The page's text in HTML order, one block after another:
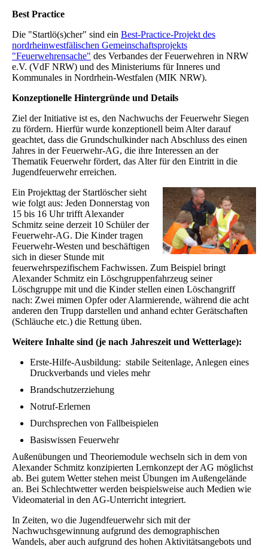
Best Practice
Die "Startlö(s)cher" sind ein Best-Practice-Projekt des
nordrheinwestfälischen Gemeinschaftsprojekts
"Feuerwehrensache" des Verbandes der Feuerwehren in NRW
e.V. (VdF NRW) und des Ministeriums für Inneres und
Kommunales in Nordrhein-Westfalen (MIK NRW).
Konzeptionelle Hintergründe und Details
Ziel der Initiative ist es, den Nachwuchs der Feuerwehr Siegen
zu fördern. Hierfür wurde konzeptionell beim Alter darauf
geachtet, dass die Grundschulkinder nach Abschluss des einen
Jahres in der Feuerwehr-AG, die ihre Interessen an der
Thematik Feuerwehr fördert, das Alter für den Eintritt in die
Jugendfeuerwehr erreichen.
Ein Projekttag der Startlöscher sieht
wie folgt aus: Jeden Donnerstag von
15 bis 16 Uhr trifft Alexander
Schmitz seine derzeit 10 Schüler der
Feuerwehr-AG. Die Kinder tragen
Feuerwehr-Westen und beschäftigen
sich in dieser Stunde mit
feuerwehrspezifischem Fachwissen. Zum Beispiel bringt
Alexander Schmitz ein Löschgruppenfahrzeug seiner
Löschgruppe mit und die Kinder stellen einen Löschangriff
nach: Zwei mimen Opfer oder Alarmierende, während die acht
anderen den Trupp darstellen und anhand echter Gerätschaften
(Schläuche etc.) die Rettung üben.
Weitere Inhalte sind (je nach Jahreszeit und Wetterlage):
Erste-Hilfe-Ausbildung: stabile Seitenlage, Anlegen eines
Druckverbands und vieles mehr
Brandschutzerziehung
Notruf-Erlernen
Durchsprechen von Fallbeispielen
Basiswissen Feuerwehr
Außenübungen und Theoriemodule wechseln sich in dem von
Alexander Schmitz konzipierten Lernkonzept der AG möglichst
ab. Bei gutem Wetter stehen meist Übungen im Außengelände
an. Bei Schlechtwetter werden beispielsweise auch Medien wie
Videomaterial in den AG-Unterricht integriert.
In Zeiten, wo die Jugendfeuerwehr sich mit der
Nachwuchsgewinnung aufgrund des demographischen
Wandels, aber auch aufgrund des hohen Aktivitätsangebots und